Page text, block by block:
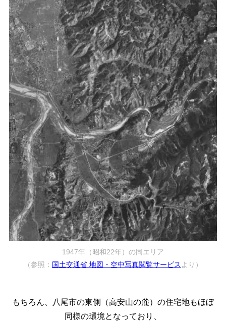
1947年（昭和22年）の同エリア
（参照： 国土交通省 地図・空中写真閲覧サービス より）
もちろん、八尾市の東側（高安山の麓）の住宅地もほぼ
同様の環境となっており、